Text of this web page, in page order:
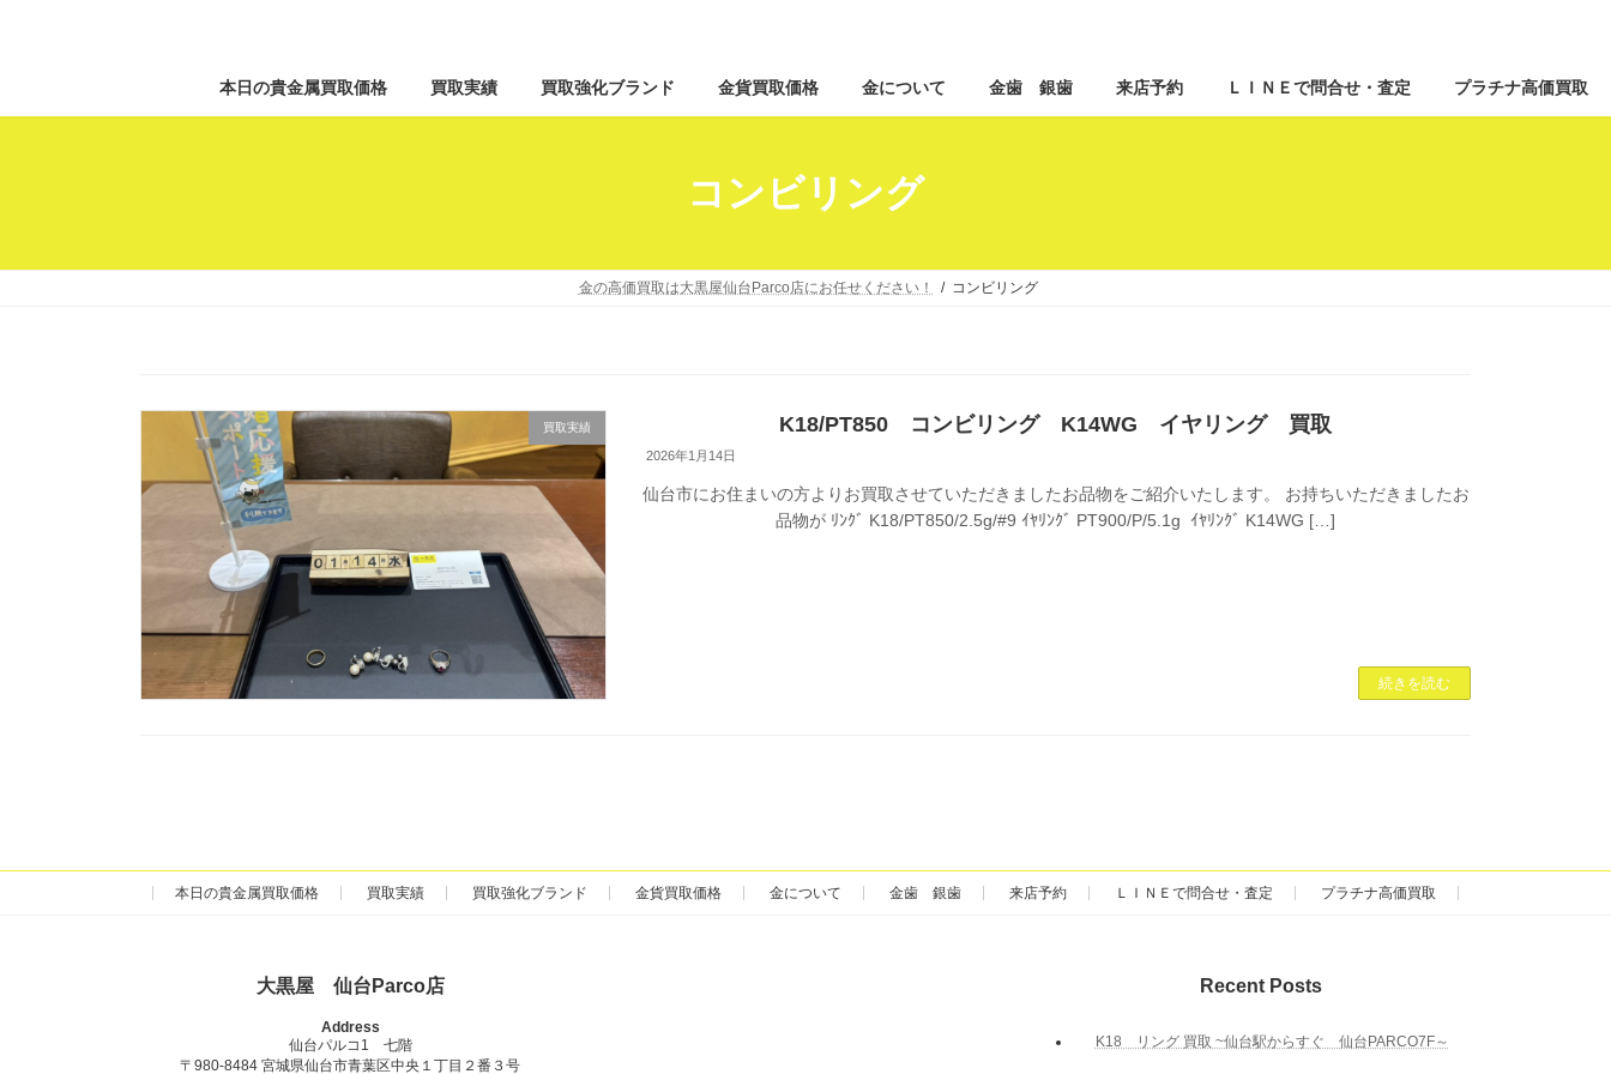
ン
テ
へ
ッ
プ
ビ
ゲ
ョ
移
動
本日の貴金属買取価格 買取実績 買取強化ブランド 金貨買取価格 金について 金歯 銀歯 来店予約 ＬＩＮＥで問合せ・査定 プラチナ高価買取
コンビリング
金の高価買取は大黒屋仙台Parco店にお任せください！ コンビリング
買取実績 K18/PT850 コンビリング K14WG イヤリング 買取
2026年1月14日
仙台市にお住まいの方よりお買取させていただきましたお品物をご紹介いたします。 お持ちいただきましたお
品物が ﾘﾝｸﾞ K18/PT850/2.5g/#9 ｲﾔﾘﾝｸﾞ PT900/P/5.1g ｲﾔﾘﾝｸﾞ K14WG […]
続きを読む
本日の貴金属買取価格 買取実績 買取強化ブランド 金貨買取価格 金について 金歯 銀歯 来店予約 ＬＩＮＥで問合せ・査定 プラチナ高価買取
大黒屋 仙台Parco店
Address
仙台パルコ1 七階
〒980-8484 宮城県仙台市青葉区中央１丁目２番３号
Recent Posts
K18 リング 買取 ~仙台駅からすぐ 仙台PARCO7F～